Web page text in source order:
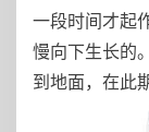
一段时间才起
慢向下生长的
到地面，在此